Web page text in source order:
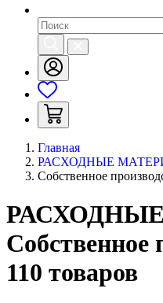
Главная
РАСХОДНЫЕ
Собственное
Собственное
110 товаров